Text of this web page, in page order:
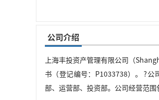
公司介绍
上海丰投资产管理有限公司（
书（登记编号：P1033738）。 ?
部、运营部、投资部。公司经营范